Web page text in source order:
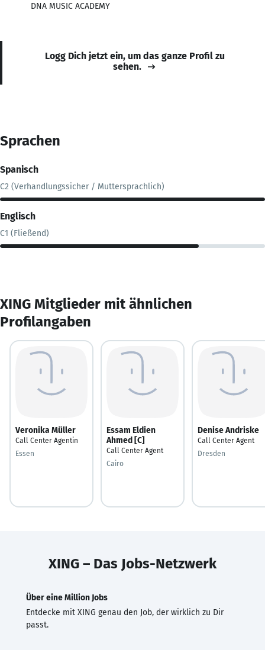
DNA MUSIC ACADEMY
Logg Dich jetzt ein, um das ganze Profil zu
sehen.
Sprachen
Spanisch
C2 (Verhandlungssicher / Muttersprachlich)
Englisch
C1 (Fließend)
XING Mitglieder mit ähnlichen
Profilangaben
Veronika Müller
Call Center Agentin
Essen
Essam Eldien
Ahmed [C]
Call Center Agent
Cairo
Denise Andriske
Call Center Agent
Dresden
XING – Das Jobs-Netzwerk
Über eine Million Jobs
Entdecke mit XING genau den Job, der wirklich zu Dir
passt.